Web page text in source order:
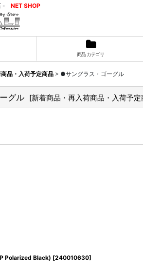
- NET SHOP
商品 カテゴリ
品・入荷予定商品 > ●サングラス・ゴーグル
グル [新着商品・再入荷商品・入荷予定
Polarized Black) [240010630]